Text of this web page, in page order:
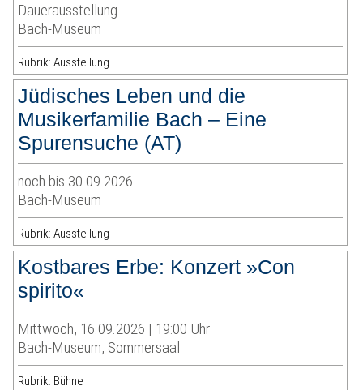
Dauerausstellung
Bach-Museum
Rubrik: Ausstellung
Jüdisches Leben und die
Musikerfamilie Bach – Eine
Spurensuche (AT)
noch bis 30.09.2026
Bach-Museum
Rubrik: Ausstellung
Kostbares Erbe: Konzert »Con
spirito«
Mittwoch, 16.09.2026 | 19:00 Uhr
Bach-Museum, Sommersaal
Rubrik: Bühne